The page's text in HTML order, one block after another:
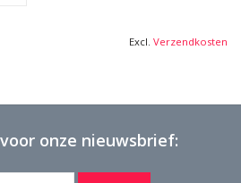
Excl. Verzendkosten
onze nieuwsbrief: